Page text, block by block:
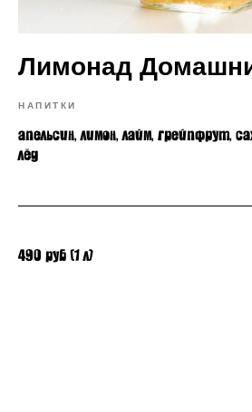
Лимонад
НАПИТКИ
апельсин, лимон, лайм, грейпфрут,
лёд
490 руб (1 л)